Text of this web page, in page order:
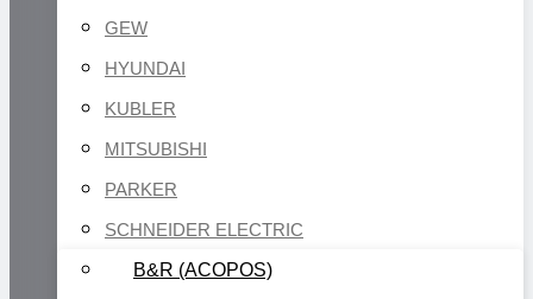
GEW
HYUNDAI
KUBLER
MITSUBISHI
PARKER
SCHNEIDER ELECTRIC
B&R (ACOPOS)